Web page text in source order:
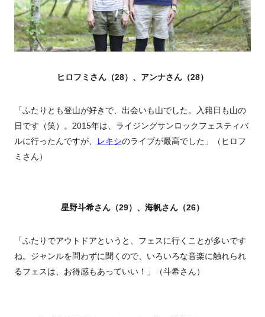
ヒロフミさん（28）、アンナさん（28）
「ふたりとも登山が好きで、出会いも山でした。入籍日も山の
日です（笑）。2015年は、ライジングサンロックフェスティバ
ルに行ったんですが、
レキシのライブが最高でした」（ヒロフ
ミさん）
星野斗希さん（29）、海帆さん（26）
「ふたりでアウトドアというと、フェスに行くことが多いです
ね。ジャンルを問わずに聞くので、いろいろな音楽に触れられ
るフェスは、お得感もあっていい！」（斗希さん）